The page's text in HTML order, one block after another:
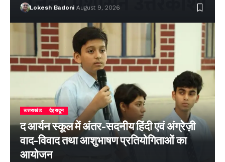
Lokesh Badoni August 9, 2026
उत्तराखंड देहरादून
द आर्यन स्कूल में अंतर-सदनीय हिंदी एवं अंग्रेज़ी
वाद-विवाद तथा आशुभाषण प्रतियोगिताओं का
आयोजन